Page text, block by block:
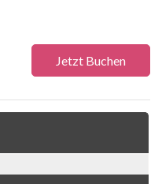
Jetzt Buchen